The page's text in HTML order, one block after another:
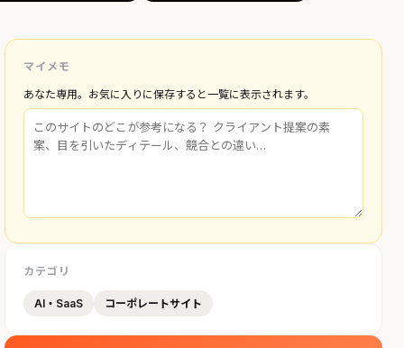
マイメモ
あなた専用。お気に入りに保存すると一覧に表示されます。
カテゴリ
AI・SaaS コーポレートサイト